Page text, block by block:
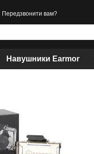
Передзвонити вам?
Навушники Earmor